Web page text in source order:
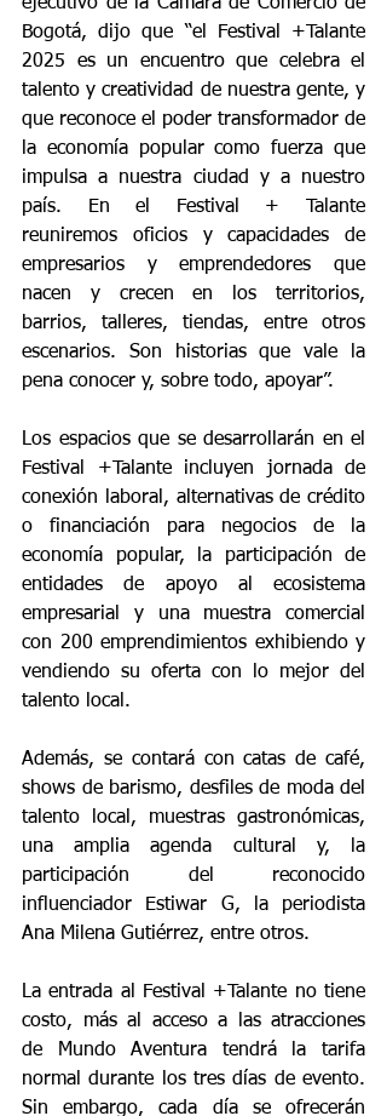
ejecutivo de la Cámara de Comercio de
Bogotá, dijo que “el Festival +Talante
2025 es un encuentro que celebra el
talento y creatividad de nuestra gente, y
que reconoce el poder transformador de
la economía popular como fuerza que
impulsa a nuestra ciudad y a nuestro
país. En el Festival + Talante
reuniremos oficios y capacidades de
empresarios y emprendedores que
nacen y crecen en los territorios,
barrios, talleres, tiendas, entre otros
escenarios. Son historias que vale la
pena conocer y, sobre todo, apoyar”.
Los espacios que se desarrollarán en el
Festival +Talante incluyen jornada de
conexión laboral, alternativas de crédito
o financiación para negocios de la
economía popular, la participación de
entidades de apoyo al ecosistema
empresarial y una muestra comercial
con 200 emprendimientos exhibiendo y
vendiendo su oferta con lo mejor del
talento local.
Además, se contará con catas de café,
shows de barismo, desfiles de moda del
talento local, muestras gastronómicas,
una amplia agenda cultural y, la
participación del reconocido
influenciador Estiwar G, la periodista
Ana Milena Gutiérrez, entre otros.
La entrada al Festival +Talante no tiene
costo, más al acceso a las atracciones
de Mundo Aventura tendrá la tarifa
normal durante los tres días de evento.
Sin embargo, cada día se ofrecerán